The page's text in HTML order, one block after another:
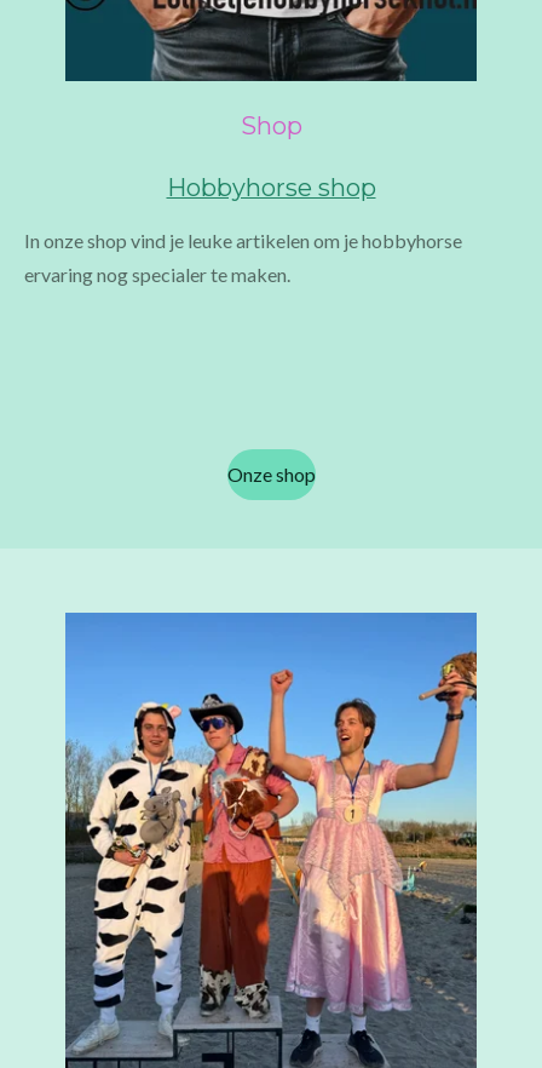
Shop
Hobbyhorse shop
In onze shop vind je leuke artikelen om je hobbyhorse
ervaring nog specialer te maken.
Onze shop